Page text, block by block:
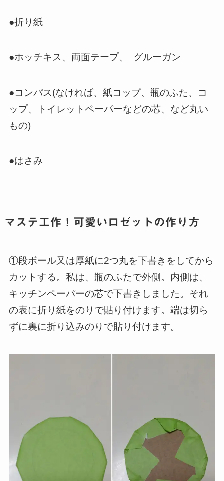
●折り紙
●ホッチキス、両面テープ、 グルーガン
●コンパス(なければ、紙コップ、瓶のふた、コ
ップ、トイレットペーパーなどの芯、など丸い
もの)
●はさみ
マステ工作！可愛いロゼットの作り方
①段ボール又は厚紙に2つ丸を下書きをしてから
カットする。私は、瓶のふたで外側。内側は、
キッチンペーパーの芯で下書きしました。それ
の表に折り紙をのりで貼り付けます。端は切ら
ずに裏に折り込みのりで貼り付けます。